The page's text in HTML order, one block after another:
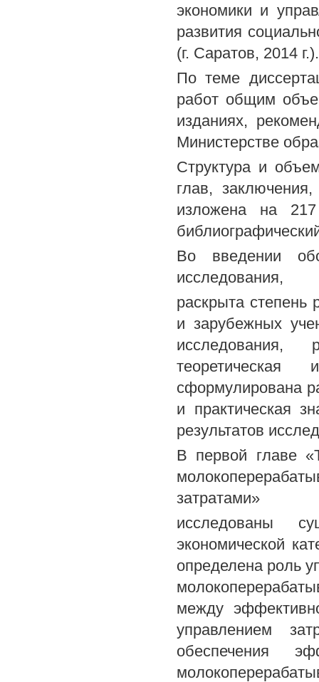
экономики и
развития
(г. Саратов, 2014 г.).
По теме
работ общим
изданиях,
Министерстве
Структура и
глав,
изложена на
Во введении
исследования,
раскрыта степень
и зарубежных
исследования,
теоретическая
сформулирована
и практическая
результатов
В первой главе
затратами»
исследованы
экономической
определена роль
между
управлением
обеспечения